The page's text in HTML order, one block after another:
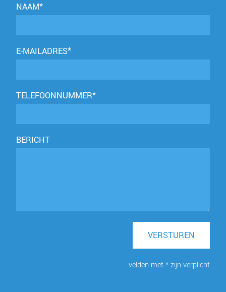
NAAM*
E-MAILADRES*
TELEFOONNUMMER*
BERICHT
VERSTUREN
velden met * zijn verplicht